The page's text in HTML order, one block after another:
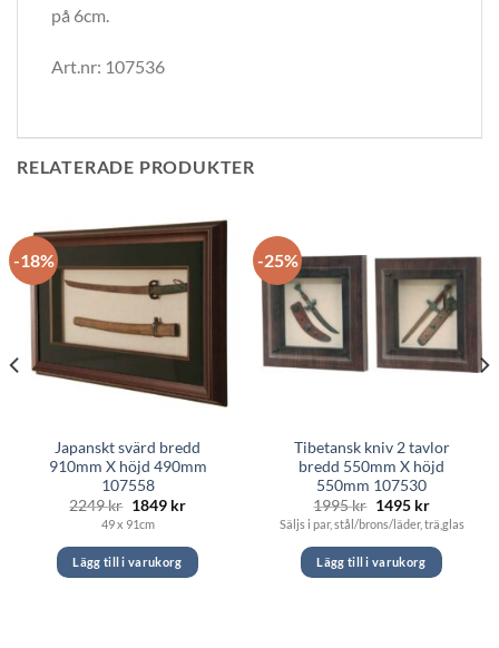
på 6cm.
Art.nr: 107536
RELATERADE PRODUKTER
-18%
Japanskt svärd bredd
910mm X höjd 490mm
107558
2249kr Det
ursprungliga
priset
var:
2249 kr.
1849 krDet
är:
1849 kr.
49 x 91cm
Lägg till i varukorg
-25%
Tibetansk kniv 2 tavlor
bredd 550mm X höjd
550mm 107530
1995kr Det
ursprungliga
priset
var:
1995 kr.
1495 krDet
priset
är:
1495 kr.
Säljs i par, stål/brons/läder, trä,glas
Lägg till i varukorg